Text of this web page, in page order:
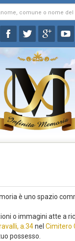
è uno spazio
o immagini atte a
a.34nel Cimitero
possesso.